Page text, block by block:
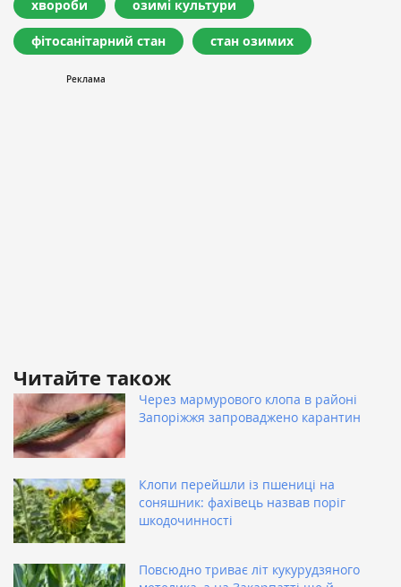
хвороби озимі культури
фітосанітарний стан стан озимих
Читайте також
Через мармурового клопа в районі
Запоріжжя запроваджено карантин
Клопи перейшли із пшениці на
соняшник: фахівець назвав поріг
шкодочинності
Повсюдно триває літ кукурудзяного